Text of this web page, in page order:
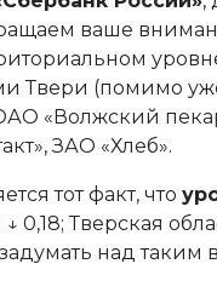
ваше
уровне
Твери (помимо
«Волжский
ЗАО «Хлеб».
тот факт, что
0,18; Тверская
над таким